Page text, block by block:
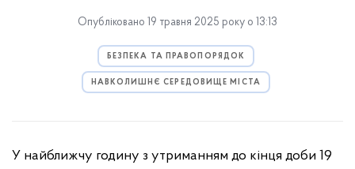
Опубліковано 19 травня 2025 року о 13:13
БЕЗПЕКА ТА ПРАВОПОРЯДОК
НАВКОЛИШНЄ СЕРЕДОВИЩЕ МІСТА
У найближчу годину з утриманням до кінця доби 19